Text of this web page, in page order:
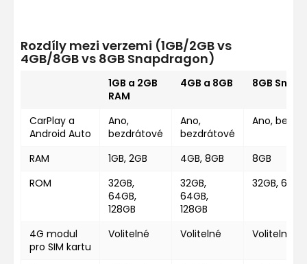
Rozdíly mezi verzemi (1GB/2GB vs
4GB/8GB vs 8GB Snapdragon)
1GB a 2GB
RAM
4GB a 8GB 8GB
CarPlay a
Android Auto
Ano,
bezdrátové
Ano,
bezdrátové
Ano,
RAM 1GB, 2GB 4GB, 8GB
8GB
ROM
32GB,
64GB,
128GB
32GB,
64GB,
128GB
32GB,
4G modul
pro SIM kartu
Volitelné Volitelné Volitelné